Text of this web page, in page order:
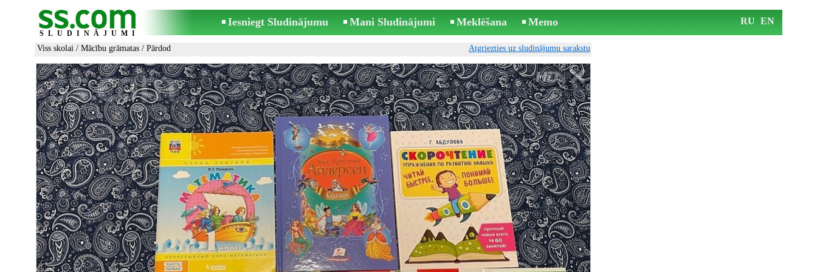
SLUDINĀJUMI
Iesniegt Sludinājumu Mani Sludinājumi Meklēšana Memo RU EN
Viss skolai / Mācību grāmatas / Pārdod Atgriezties uz sludinājumu sarakstu